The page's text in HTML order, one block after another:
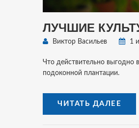
ЛУЧШИЕ
Виктор Васильев 1
Что действительно выгодно
подоконной плантации.
ЧИТАТЬ ДАЛЕЕ